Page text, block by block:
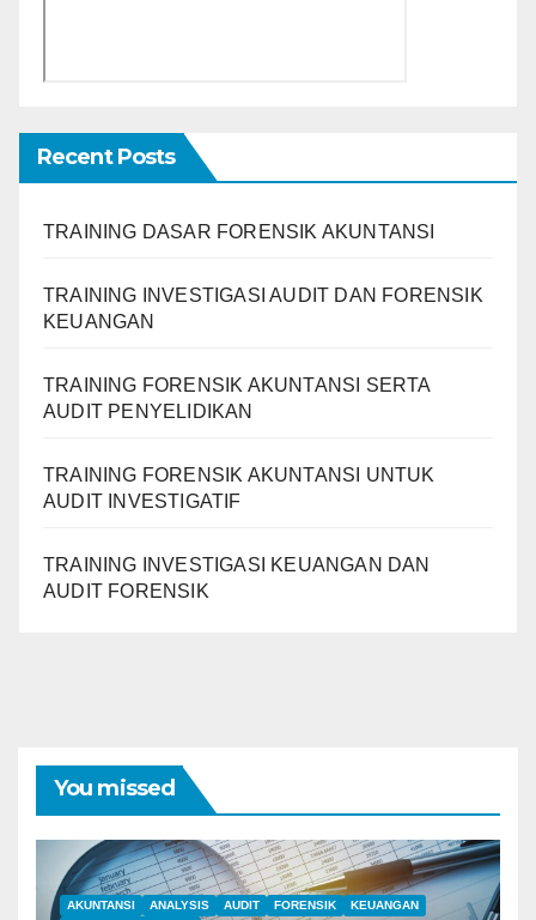
Recent Posts
TRAINING DASAR FORENSIK AKUNTANSI
TRAINING INVESTIGASI AUDIT DAN FORENSIK
KEUANGAN
TRAINING FORENSIK AKUNTANSI SERTA
AUDIT PENYELIDIKAN
TRAINING FORENSIK AKUNTANSI UNTUK
AUDIT INVESTIGATIF
TRAINING INVESTIGASI KEUANGAN DAN
AUDIT FORENSIK
You missed
AKUNTANSI ANALYSIS AUDIT FORENSIK
KEUANGAN